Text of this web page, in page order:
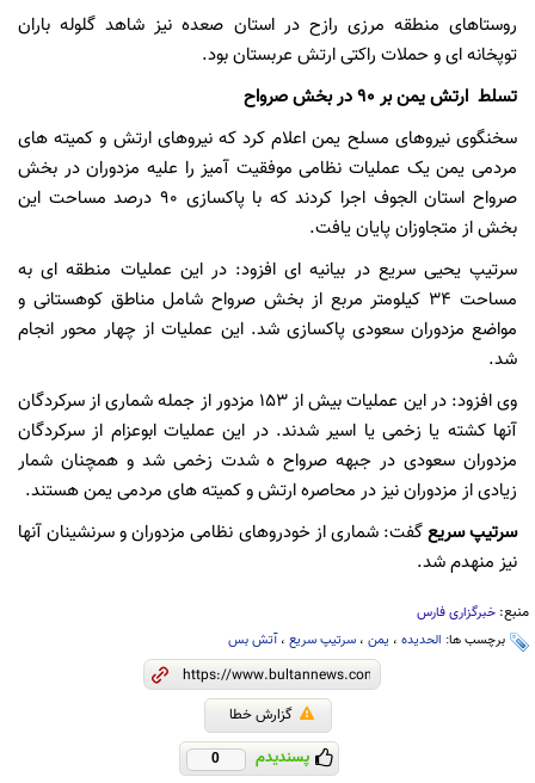
روستاهای منطقه مرزی رازح در استان صعده نیز شاهد گلوله باران
توپخانه ای و حملات راکتی ارتش عربستان بود.
تسلط ارتش یمن بر 90 در بخش صرواح
سخنگوی نیروهای مسلح یمن اعلام کرد که نیروهای ارتش و کمیته های
مردمی یمن یک عملیات نظامی موفقیت آمیز را علیه مزدوران در بخش
صرواح استان الجوف اجرا کردند که با پاکسازی 90 درصد مساحت این
بخش از متجاوزان پایان یافت.
سرتیپ یحیی سریع در بیانیه ای افزود: در این عملیات منطقه ای به
مساحت 34 کیلومتر مربع از بخش صرواح شامل مناطق کوهستانی و
مواضع مزدوران سعودی پاکسازی شد. این عملیات از چهار محور انجام
شد.
وی افزود: در این عملیات بیش از 153 مزدور از جمله شماری از سرکردگان
آنها کشته یا زخمی یا اسیر شدند. در این عملیات ابوعزام از سرکردگان
مزدوران سعودی در جبهه صرواح ه شدت زخمی شد و همچنان شمار
زیادی از مزدوران نیز در محاصره ارتش و کمیته های مردمی یمن هستند.
سرتیپ سریعگفت: شماری از خودروهای نظامی مزدوران و سرنشینان آنها
نیز منهدم شد.
منبع: خبرگزاری فارس
برچسب ها: الحدیده ، یمن ، سرتیپ سریع ،آتش بس
گزارش خطا
پسندیدم 0